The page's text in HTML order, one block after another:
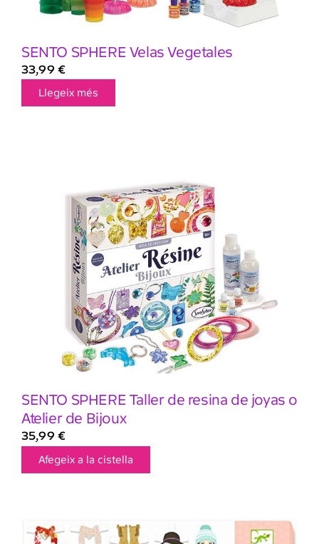
SENTO SPHERE Velas Vegetales
33,99 €
Llegeix més
SENTO SPHERE Taller de resina de joyas o
Atelier de Bijoux
35,99 €
Afegeix a la cistella